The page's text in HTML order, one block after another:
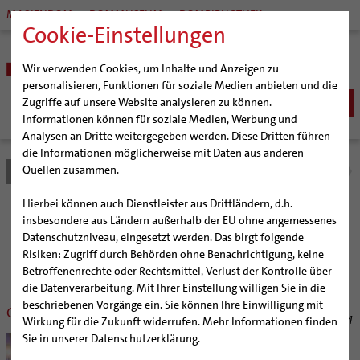
Cookie-Einstellungen
Wir verwenden Cookies, um Inhalte und Anzeigen zu
personalisieren, Funktionen für soziale Medien anbieten und die
Zugriffe auf unsere Website analysieren zu können.
Informationen können für soziale Medien, Werbung und
Analysen an Dritte weitergegeben werden. Diese Dritten führen
die Informationen möglicherweise mit Daten aus anderen
Quellen zusammen.
Hierbei können auch Dienstleister aus Drittländern, d.h.
insbesondere aus Ländern außerhalb der EU ohne angemessenes
Datenschutzniveau, eingesetzt werden. Das birgt folgende
Risiken: Zugriff durch Behörden ohne Benachrichtigung, keine
Betroffenenrechte oder Rechtsmittel, Verlust der Kontrolle über
die Datenverarbeitung. Mit Ihrer Einstellung willigen Sie in die
beschriebenen Vorgänge ein. Sie können Ihre Einwilligung mit
Wirkung für die Zukunft widerrufen. Mehr Informationen finden
Sie in unserer Datenschutzerklärung.
MARIENDOM DOMMUSEUM DOMBIBLIOTHEK
BISTUM
Bischöfe
Weihbischof Dr. Martin Marahrens
Bischof em. Norbert Trelle
Weihbischof em. Bongartz
Weihbischof em. Schwerdtfeger
Weihbischof em. Koitz
Bischof em. Dr. Wüstenberg
Generalvikariat
Gremien
Diözesangericht
Gemeindegremien
Pfarrgemeinden
Hildesheimer Dom
Virtueller Rundgang durch den Dom
Tausendjähriger Rosenstock
Die Hildesheimer Dommusik
Wallfahrten | Pilgern
Termine Wallfahrten und Pilgern
Jakobswege im Bistum Hildesheim
Veranstaltungen
Strategieprozess
Jugend
Bistum Hildesheim
Nachrichtenarchiv
der Bischöflichen Pressestelle Hildesheim (bph)
Gänsehaut-Momente für das Klima 05/31/2024
Stimmgewaltig sind die rund 630